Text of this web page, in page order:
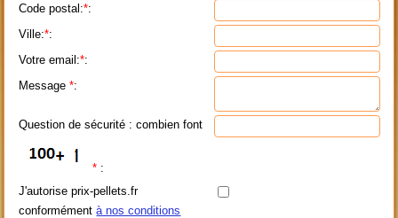
Code postal:*:
Ville:*:
Votre email:*:
Message*:
Question de sécurité : combien font
* :
J'autorise prix-pellets.fr
conformémentà nos conditions